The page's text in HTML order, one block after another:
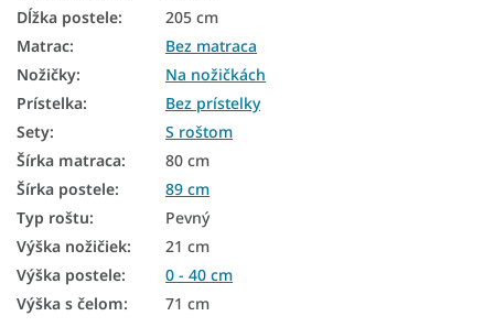
Jednofarebné postele
Postele s čelom
Postele z masívu 90x200
Postele z masívu 120x200
Moderné postele s úložným priestorom
Postele bez matracov
Lacné postele 80x200
Dĺžka postele:
205 cm
Matrac:
Bez matraca
Nožičky:
Na nožičkách
Prístelka:
Bez prístelky
Sety:
S roštom
Šírka matraca:
80 cm
Šírka postele:
89 cm
Typ roštu:
Pevný
Výška nožičiek:
21 cm
Výška postele:
0 - 40 cm
Výška s čelom: 71 cm